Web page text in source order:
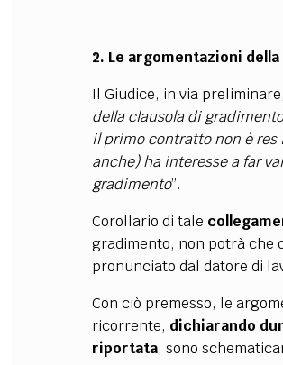
2. Le argomentazioni
Il Giudice, in via
della clausola di
il primo contratto non è
anche) ha interesse a far
gradimento”.
Corollario di tale
gradimento, non potrà che
pronunciato dal datore di
Con ciò premesso, le
ricorrente, dichiarando
riportata, sono